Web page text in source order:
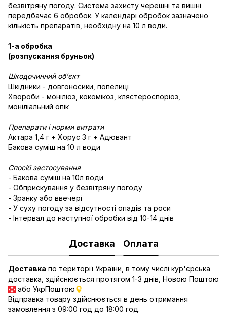
безвітряну погоду. Система захисту черешні та вишні
передбачає 6 обробок. У календарі обробок зазначено
кількість препаратів, необхідну на 10 л води.
1-а обробка
(розпускання бруньок)
Шкодочинний об’єкт
Шкідники - довгоносики, попелиці
Хвороби - моніліоз, кокомікоз, клястероспоріоз,
моніліальний опік
Препарати і норми витрати
Актара 1,4 г + Хорус 3 г + Адювант
Бакова суміш на 10 л води
Спосіб застосування
- Бакова суміш на 10л води
- Обприскування у безвітряну погоду
- Зранку або ввечері
- У суху погоду за відсутності опадів та роси
- Інтервал до наступної обробки від 10-14 днів
Доставка Оплата
Доставка по території України, в тому числі кур'єрська
доставка, здійснюється протягом 1-3 днів, Новою Поштою
або УкрПоштою
Відправка товару здійснюється в день отримання
замовлення з 09:00 год до 18:00 год.